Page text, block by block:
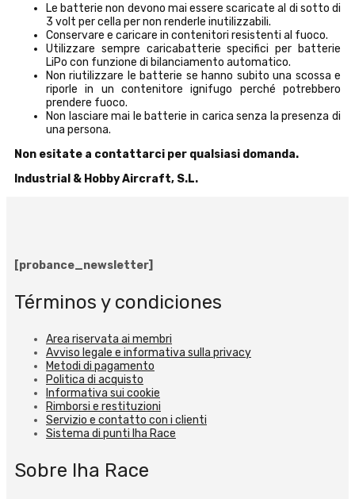
Le batterie non devono mai essere scaricate al di sotto di
3 volt per cella per non renderle inutilizzabili.
Conservare e caricare in contenitori resistenti al fuoco.
Utilizzare sempre caricabatterie specifici per batterie
LiPo con funzione di bilanciamento automatico.
Non riutilizzare le batterie se hanno subito una scossa e
riporle in un contenitore ignifugo perché potrebbero
prendere fuoco.
Non lasciare mai le batterie in carica senza la presenza di
una persona.
Non esitate a contattarci per qualsiasi domanda.
Industrial & Hobby Aircraft, S.L.
[probance_newsletter]
Términos y condiciones
Area riservata ai membri
Avviso legale e informativa sulla privacy
Metodi di pagamento
Politica di acquisto
Informativa sui cookie
Rimborsi e restituzioni
Servizio e contatto con i clienti
Sistema di punti Iha Race
Sobre Iha Race